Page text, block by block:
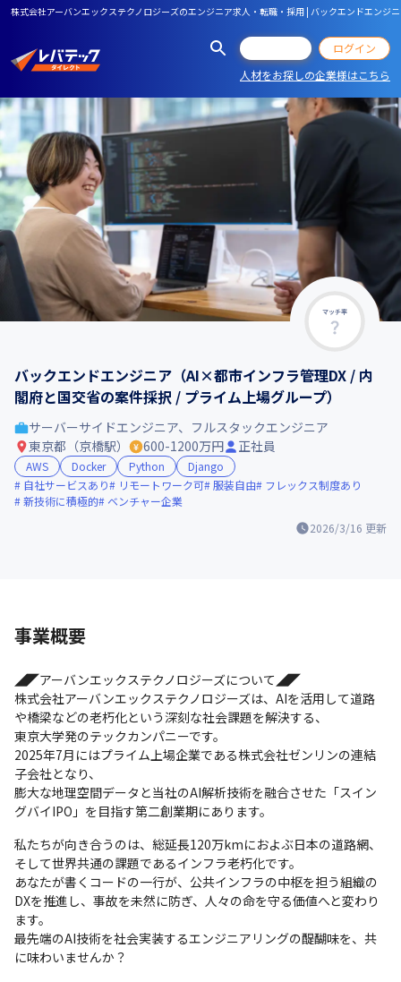
株式会社アーバンエックステクノロジーズのエンジニア求人・転職・採用 | バックエンドエン
ログイン
人材をお探しの企業様はこちら
マッチ率
バックエンドエンジニア（AI×都市インフラ管理DX / 内
閣府と国交省の案件採択 / プライム上場グループ）
2026/3/16 更新
サーバーサイドエンジニア、フルスタックエンジニア
東京都（京橋駅）
600-1200万円 正社員
AWS Docker Python
Django
自社サービスあり
リモートワーク可 服装自由
フレックス制度あり
新技術に積極的
ベンチャー企業
事業概要
◢◤アーバンエックステクノロジーズについて◢◤
株式会社アーバンエックステクノロジーズは、AIを活用して道路
や橋梁などの老朽化という深刻な社会課題を解決する、
東京大学発のテックカンパニーです。
2025年7月にはプライム上場企業である株式会社ゼンリンの連結
子会社となり、
膨大な地理空間データと当社のAI解析技術を融合させた「スイン
グバイIPO」を目指す第二創業期にあります。
私たちが向き合うのは、総延長120万kmにおよぶ日本の道路網、
そして世界共通の課題であるインフラ老朽化です。
あなたが書くコードの一行が、公共インフラの中枢を担う組織の
DXを推進し、事故を未然に防ぎ、人々の命を守る価値へと変わり
ます。
最先端のAI技術を社会実装するエンジニアリングの醍醐味を、共
に味わいませんか？